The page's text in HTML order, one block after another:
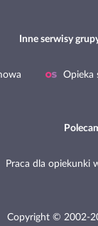
Inne serwisy
Opieka
Praca dla opiekunki
Copyright © 2002-